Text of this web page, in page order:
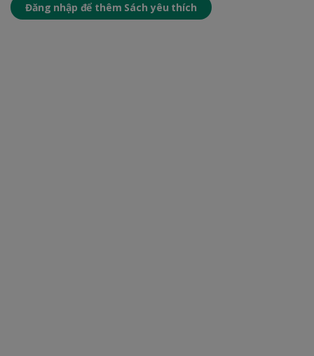
Đăng nhập để thêm Sách yêu thích